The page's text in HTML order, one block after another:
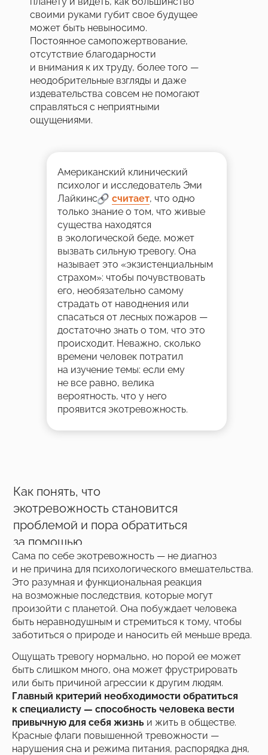
своими руками губит свое будущее
может быть невыносимо.
Постоянное самопожертвование,
отсутствие благодарности
и внимания к их труду, более того —
неодобрительные взгляды и даже
издевательства совсем не помогают
справляться с неприятными
ощущениями.
Американский клинический
психолог и исследователь Эми
Лайкинс___ считает, что одно
только знание о том, что живые
существа находятся
в экологической беде, может
вызвать сильную тревогу. Она
называет это «экзистенциальным
страхом»: чтобы почувствовать
его, необязательно самому
страдать от наводнения или
спасаться от лесных пожаров —
достаточно знать о том, что это
происходит. Неважно, сколько
времени человек потратил
на изучение темы: если ему
не все равно, велика
вероятность, что у него
проявится экотревожность.
Как понять, что
экотревожность становится
проблемой и пора обратиться
за помощью
Сама по себе экотревожность — не диагноз
и не причина для психологического вмешательства.
Это разумная и функциональная реакция
на возможные последствия, которые могут
произойти с планетой. Она побуждает человека
быть неравнодушным и стремиться к тому, чтобы
заботиться о природе и наносить ей меньше вреда.
Ощущать тревогу нормально, но порой ее может
быть слишком много, она может фрустрировать
или быть причиной агрессии к другим людям.
Главный критерий необходимости обратиться
к специалисту — способность человека вести
привычную для себя жизнь и жить в обществе.
Красные флаги повышенной тревожности —
нарушения сна и режима питания, распорядка дня,